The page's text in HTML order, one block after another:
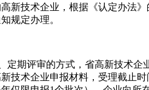
新技术企业，根据《认定办法》
规定办理。
定期评审的方式，省高新技术企
技术企业申报材料，受理截止时